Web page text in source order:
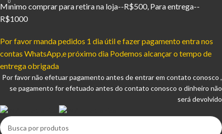
Mínimo comprar para retira na loja--R$500, Para entrega--
R$1000
Por favor manda pedidos 1 dia útil e fazer pagamento entra nos
contas WhatsApp,e próximo dia Podemos alcançar o tempo de
entrega obrigada
Por favor não efetuar pagamento antes de entrar em contato conosco ,
se pagamento for efetuado antes do contato conosco o dinheiro não
será devolvido
0